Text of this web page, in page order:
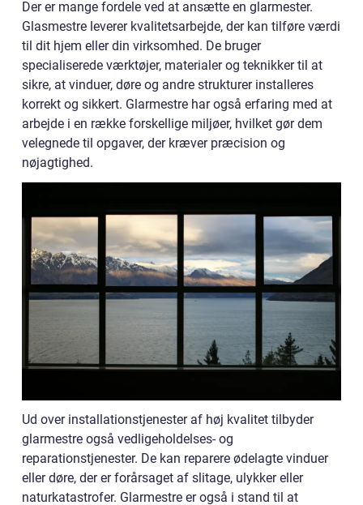
Der er mange fordele ved at ansætte en glarmester.
Glasmestre leverer kvalitetsarbejde, der kan tilføre værdi
til dit hjem eller din virksomhed. De bruger
specialiserede værktøjer, materialer og teknikker til at
sikre, at vinduer, døre og andre strukturer installeres
korrekt og sikkert. Glarmestre har også erfaring med at
arbejde i en række forskellige miljøer, hvilket gør dem
velegnede til opgaver, der kræver præcision og
nøjagtighed.
Ud over installationstjenester af høj kvalitet tilbyder
glarmestre også vedligeholdelses- og
reparationstjenester. De kan reparere ødelagte vinduer
eller døre, der er forårsaget af slitage, ulykker eller
naturkatastrofer. Glarmestre er også i stand til at